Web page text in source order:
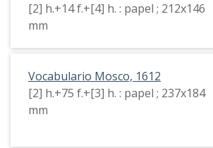
[2] h.+14 f.+[4] h. : papel ; 212x146
mm
Vocabulario Mosco, 1612
[2] h.+75 f.+[3] h. : papel ; 237x184
mm